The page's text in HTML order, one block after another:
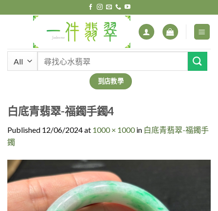
to
到店教學
白底青翡翠-福鐲手鐲4
Published 12/06/2024at 1000 × 1000in 白底青翡翠-福鐲手
鐲